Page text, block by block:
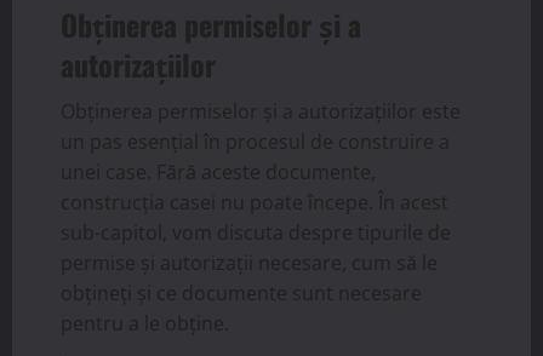
Obținerea permiselor și a
autorizațiilor
Obținerea permiselor și a autorizațiilor este
un pas esențial în procesul de construire a
unei case. Fără aceste documente,
construcția casei nu poate începe. În acest
sub-capitol, vom discuta despre tipurile de
permise și autorizații necesare, cum să le
obțineți și ce documente sunt necesare
pentru a le obține.